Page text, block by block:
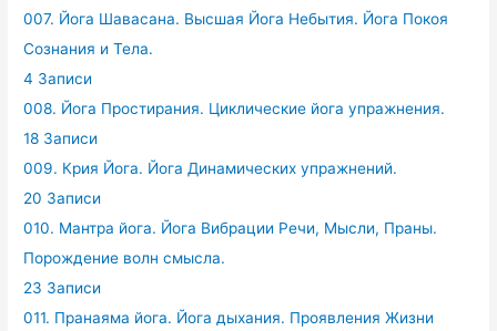
007. Йога Шавасана. Высшая Йога Небытия. Йога Покоя
Сознания и Тела.
4 Записи
008. Йога Простирания. Циклические йога упражнения.
18 Записи
009. Крия Йога. Йога Динамических упражнений.
20 Записи
010. Мантра йога. Йога Вибрации Речи, Мысли, Праны.
Порождение волн смысла.
23 Записи
011. Пранаяма йога. Йога дыхания. Проявления Жизни